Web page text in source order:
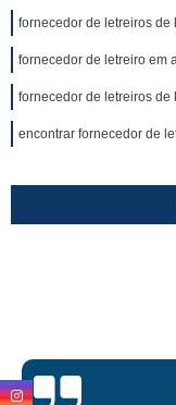
fornecedor de letreiros de
fornecedor de letreiro em
fornecedor de letreiros de
encontrar fornecedor de